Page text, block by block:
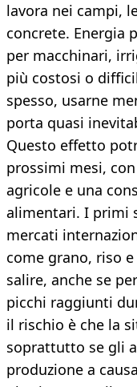
lavora nei campi,
concrete. Energia
per macchinari,
più costosi o
spesso, usarne
porta quasi
Questo effetto
prossimi mesi,
agricole e una
alimentari. I primi
mercati
come grano, riso
salire, anche se
picchi raggiunti
il rischio è che la
soprattutto se gli
produzione a